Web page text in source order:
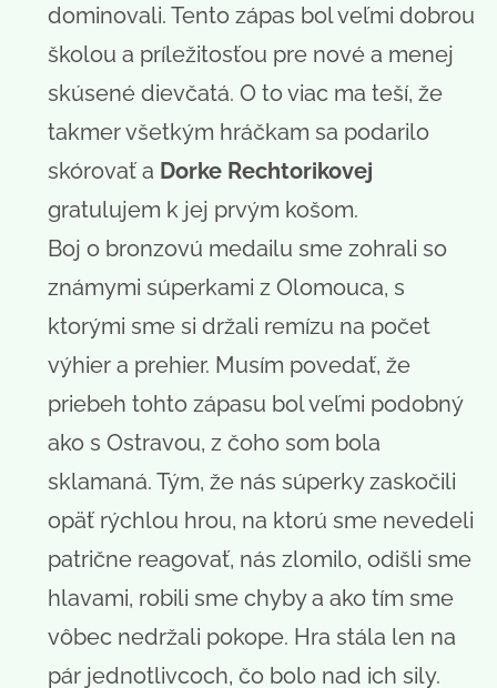
dominovali. Tento zápas bol veľmi dobrou
školou a príležitosťou pre nové a menej
skúsené dievčatá. O to viac ma teší, že
takmer všetkým hráčkam sa podarilo
skórovať a Dorke Rechtorikovej
gratulujem k jej prvým košom.
Boj o bronzovú medailu sme zohrali so
známymi súperkami z Olomouca, s
ktorými sme si držali remízu na počet
výhier a prehier. Musím povedať, že
priebeh tohto zápasu bol veľmi podobný
ako s Ostravou, z čoho som bola
sklamaná. Tým, že nás súperky zaskočili
opäť rýchlou hrou, na ktorú sme nevedeli
patrične reagovať, nás zlomilo, odišli sme
hlavami, robili sme chyby a ako tím sme
vôbec nedržali pokope. Hra stála len na
pár jednotlivcoch, čo bolo nad ich sily.